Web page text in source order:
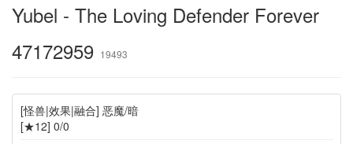
Yubel - The Loving Defender Forever
47172959 19493
[怪兽|效果|融合] 恶魔/暗
[★12] 0/0